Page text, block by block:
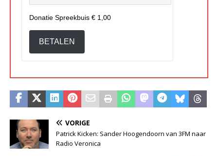
Donatie Spreekbuis € 1,00
BETALEN
VORIGE
Patrick Kicken: Sander Hoogendoorn van 3FM naar
Radio Veronica